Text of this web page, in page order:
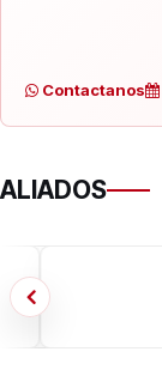
Contactanos
ALIADOS